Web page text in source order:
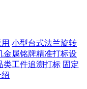
小型台式法兰旋转
金属铭牌精准打标设
类工件追溯打标 固定